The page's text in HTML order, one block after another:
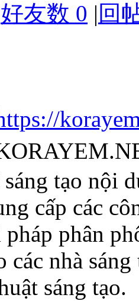
好友数 0 | 回
sáng tạo nội
cấp các
phân
các nhà
sáng tạo.